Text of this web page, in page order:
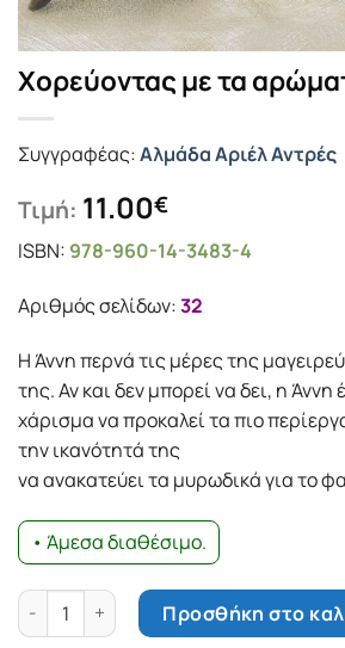
Χορεύοντας με τα
Συγγραφέας:Αλμάδα Αριέλ Αντρές
Τιμή: 11.00€
ISBN: 978-960-14-3483-4
Αριθμός σελίδων:32
Η Άννη περνά τις µέρες της
της. Αν και δεν µπορεί να δει, η Άννη
χάρισµα να προκαλεί τα πιο
την ικανότητά της
να ανακατεύει τα µυρωδικά για το
• Άμεσα διαθέσιμο.
Χορεύοντας με τα αρώματα ποσότητα
Προσθήκη στο